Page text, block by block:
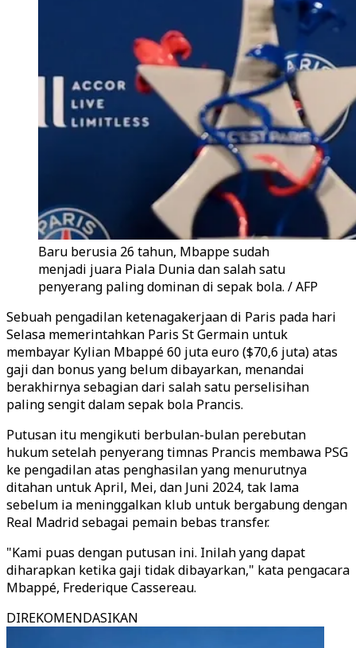
Baru berusia 26 tahun, Mbappe sudah
menjadi juara Piala Dunia dan salah satu
penyerang paling dominan di sepak bola. / AFP
Sebuah pengadilan ketenagakerjaan di Paris pada hari
Selasa memerintahkan Paris St Germain untuk
membayar Kylian Mbappé 60 juta euro ($70,6 juta) atas
gaji dan bonus yang belum dibayarkan, menandai
berakhirnya sebagian dari salah satu perselisihan
paling sengit dalam sepak bola Prancis.
Putusan itu mengikuti berbulan-bulan perebutan
hukum setelah penyerang timnas Prancis membawa PSG
ke pengadilan atas penghasilan yang menurutnya
ditahan untuk April, Mei, dan Juni 2024, tak lama
sebelum ia meninggalkan klub untuk bergabung dengan
Real Madrid sebagai pemain bebas transfer.
"Kami puas dengan putusan ini. Inilah yang dapat
diharapkan ketika gaji tidak dibayarkan," kata pengacara
Mbappé, Frederique Cassereau.
DIREKOMENDASIKAN